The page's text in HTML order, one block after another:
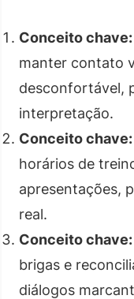
Conceito chave:
manter contato
desconfortável,
interpretação.
Conceito chave:
horários de
apresentações,
real.
Conceito chave:
brigas e
diálogos